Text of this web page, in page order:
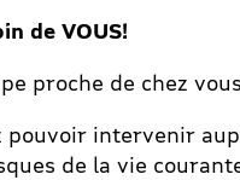
de VOUS!
proche de chez
pouvoir intervenir
de la vie